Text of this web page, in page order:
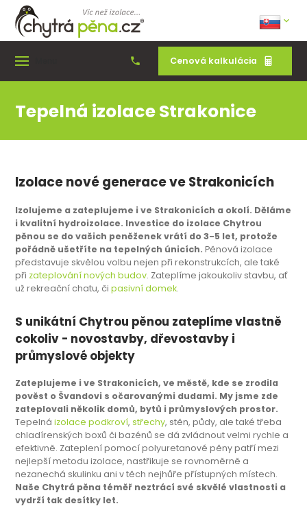
Cenová kalkulácia
Tepelná izolace Strakonice
Izolace nové generace ve Strakonicích
Izolujeme a zateplujeme i ve Strakonicích a okolí. Děláme
i kvalitní hydroizolace. Investice do izolace Chytrou
pěnou se do vašich peněženek vrátí do 3-5 let, protože
pořádně ušetříte na tepelných únicích. Pěnová izolace
představuje skvělou volbu nejen při rekonstrukcích, ale také
při zateplování nových budov. Zateplíme jakoukoliv stavbu, ať
už rekreační chatu, či pasivní domek.
S unikátní Chytrou pěnou zateplíme vlastně
cokoliv - novostavby, dřevostavby i
průmyslové objekty
Zateplujeme i ve Strakonicích, ve městě, kde se zrodila
pověst o Švandovi s očarovanými dudami. My jsme zde
zateplovali několik domů, bytů i průmyslových prostor.
Tepelnáizolace podkroví,střechy, stěn, půdy, ale také třeba
chladírenských boxů či bazénů se dá zvládnout velmi rychle a
efektivně. Zateplení pomocí polyuretanové pěny patří mezi
nejlepší metodu izolace, nastřikuje se rovnoměrně a
nezanechá skulinku ani v těch nejhůře přístupných místech.
Naše Chytrá pěna téměř neztrácí své skvělé vlastnosti a
vydrží tak desítky let.